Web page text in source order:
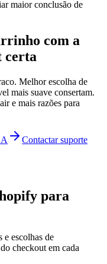
maior conclusão de
com a
certa
Melhor escolha de
mais suave consertam.
e mais razões para
Contactar suporte
para
e escolhas de
checkout em cada